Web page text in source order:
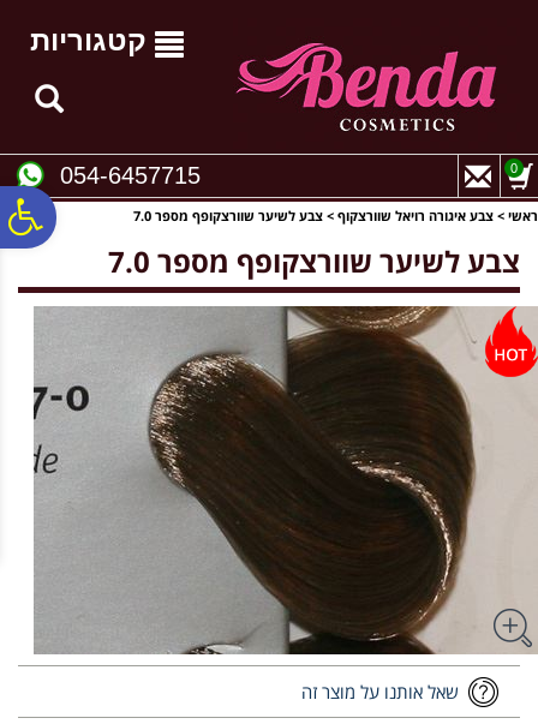
נגישות
קטגוריות
054-6457715 0
ראשי > צבע איגורה רויאל שוורצקוף > צבע לשיער שוורצקופף מספר 7.0
צבע לשיער שוורצקופף מספר 7.0
שאל אותנו על מוצר זה